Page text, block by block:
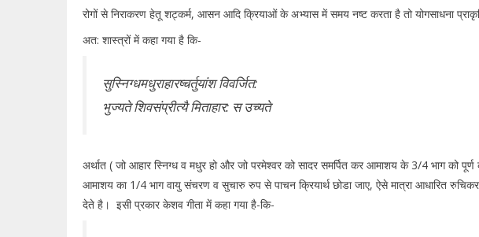
रोगों से निराकरण हेतू शट्कर्म, आसन आदि क्रियाओं के अभ्यास में समय नष्ट करता है तो योगसाधना
अत: शास्त्रों में कहा गया है कि-
सुस्निग्धमधुराहारष्चर्तुयांश विवर्जित:
भुज्यते शिवसंप्रीत्यै मिताहार: स उच्यते
अर्थात ( जो आहार स्निग्ध व मधुर हो और जो परमेश्वर को सादर समर्पित कर आमाशय के 3/4 भाग को
आमाशय का 1/4 भाग वायु संचरण व सुचारु रुप से पाचन क्रियार्थ छोडा जाए, ऐसे मात्रा आधारित रुचिकर
देते है। इसी प्रकार केशव गीता में कहा गया है-कि-